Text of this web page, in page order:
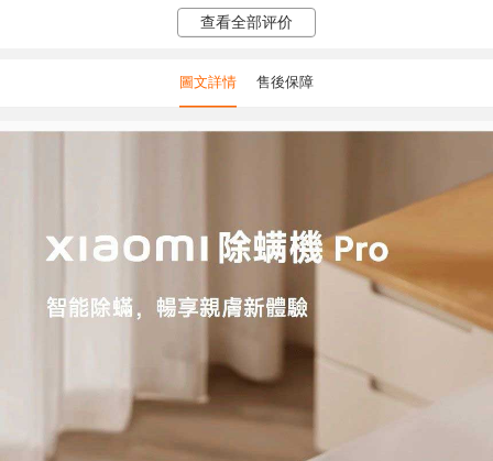
查看全部评价
圖文詳情 售後保障